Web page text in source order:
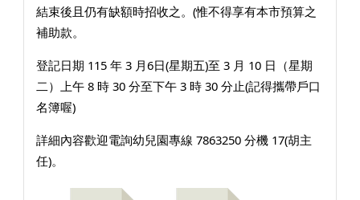
結束後且仍有缺額時招收之。(惟不得享有本市預算之
補助款。
登記日期 115 年 3 月6日(星期五)至 3 月 10 日（星期
二）上午 8 時 30 分至下午 3 時 30 分止(記得攜帶戶口
名簿喔)
詳細內容歡迎電詢幼兒園專線 7863250 分機 17(胡主
任)。